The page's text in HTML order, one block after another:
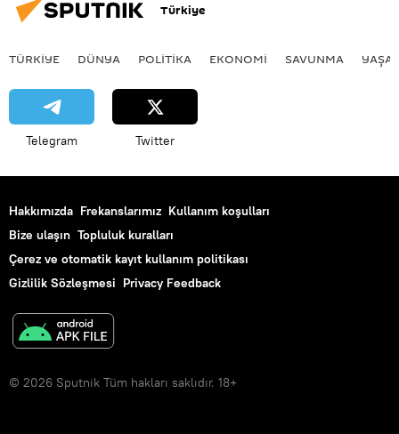
Türkiye
TÜRKIYE DÜNYA POLİTİKA EKONOMİ SAVUNMA
Telegram Twitter
Hakkımızda Frekanslarımız Kullanım koşulları
Bize ulaşın Topluluk kuralları
Çerez ve otomatik kayıt kullanım politikası
Gizlilik Sözleşmesi Privacy Feedback
© 2026 Sputnik Tüm hakları saklıdır. 18+